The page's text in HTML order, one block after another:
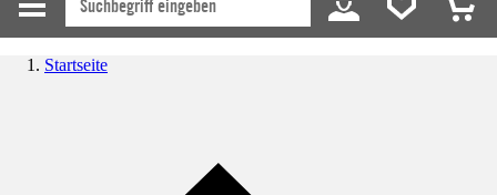
Startseite